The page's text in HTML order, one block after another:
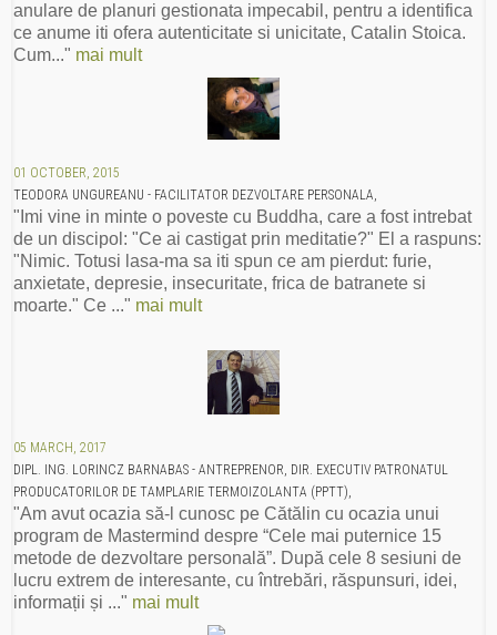
anulare de planuri gestionata impecabil, pentru a identifica
ce anume iti ofera autenticitate si unicitate, Catalin Stoica.
Cum..." mai mult
01 OCTOBER, 2015
TEODORA UNGUREANU - FACILITATOR DEZVOLTARE PERSONALA,
"Imi vine in minte o poveste cu Buddha, care a fost intrebat
de un discipol: "Ce ai castigat prin meditatie?" El a raspuns:
"Nimic. Totusi lasa-ma sa iti spun ce am pierdut: furie,
anxietate, depresie, insecuritate, frica de batranete si
moarte." Ce ..." mai mult
05 MARCH, 2017
DIPL. ING. LORINCZ BARNABAS - ANTREPRENOR, DIR. EXECUTIV PATRONATUL
PRODUCATORILOR DE TAMPLARIE TERMOIZOLANTA (PPTT),
"Am avut ocazia să-l cunosc pe Cătălin cu ocazia unui
program de Mastermind despre “Cele mai puternice 15
metode de dezvoltare personală”. După cele 8 sesiuni de
lucru extrem de interesante, cu întrebări, răspunsuri, idei,
informații și ..." mai mult